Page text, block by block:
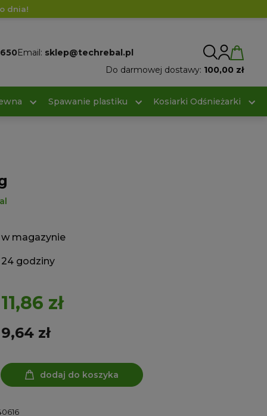
dnia!
Email: sklep@techrebal.pl
Do darmowej dostawy: 100,00 zł
Spawanie plastiku Kosiarki Odśnieżarki
w magazynie
24 godziny
11,86 zł
9,64 zł
dodaj do koszyka